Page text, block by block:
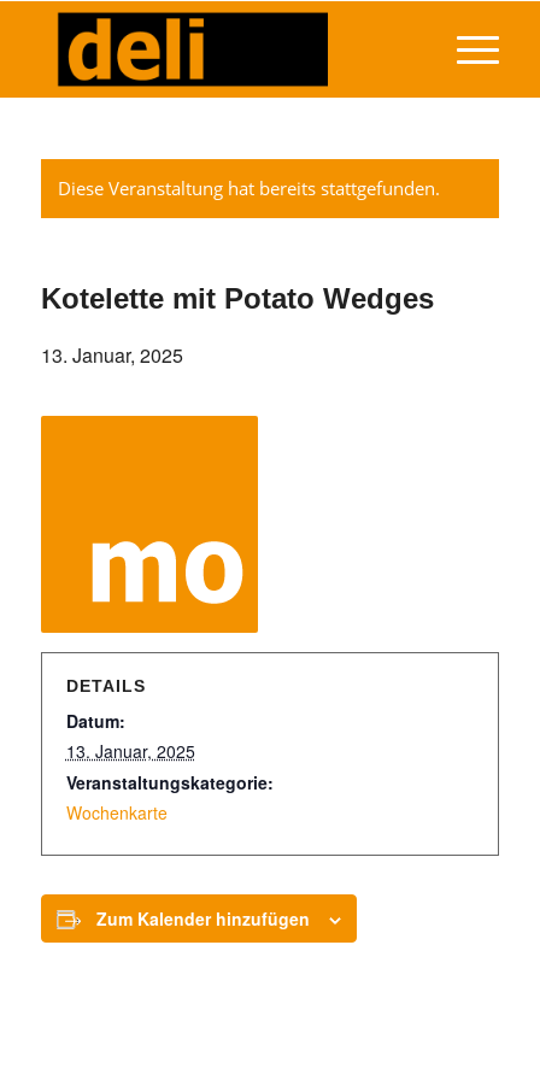
Diese Veranstaltung hat bereits stattgefunden.
Kotelette mit Potato Wedges
13. Januar, 2025
DETAILS
Datum:
13. Januar, 2025
Veranstaltungskategorie:
Wochenkarte
Zum Kalender hinzufügen